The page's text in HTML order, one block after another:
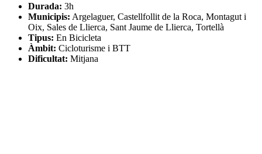
Durada: 3h
Municipis: Argelaguer, Castellfollit de la Roca, Montagut i
Oix, Sales de Llierca, Sant Jaume de Llierca, Tortellà
Tipus: En Bicicleta
Àmbit: Cicloturisme i BTT
Dificultat: Mitjana